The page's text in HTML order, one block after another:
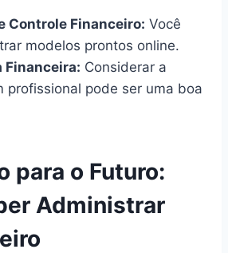
Controle Financeiro: Você
modelos prontos online.
Financeira: Considerar a
profissional pode ser uma boa
para o Futuro:
Administrar